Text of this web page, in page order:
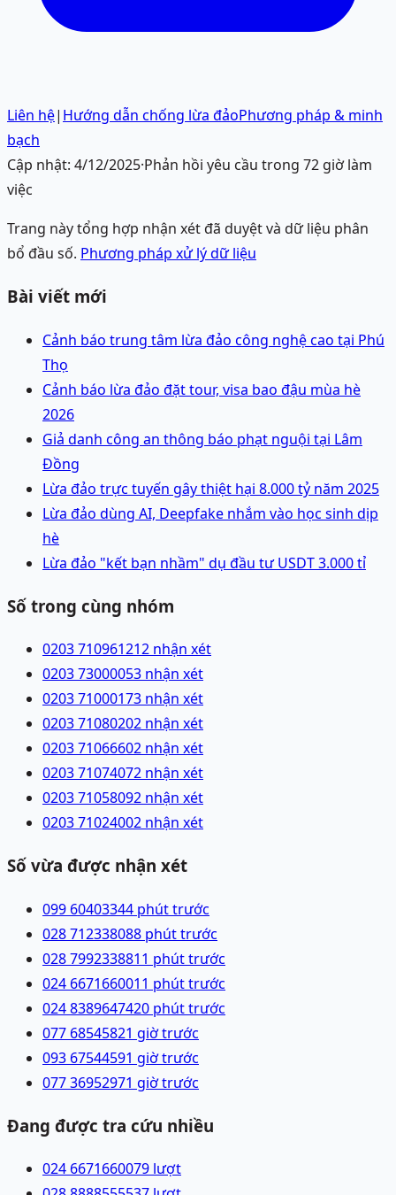
Liên hệ| Hướng dẫn chống lừa đảoPhương pháp & minh
bạch
Cập nhật: 4/12/2025·Phản hồi yêu cầu trong 72 giờ làm
việc
Trang này tổng hợp nhận xét đã duyệt và dữ liệu phân
bổ đầu số. Phương pháp xử lý dữ liệu
Bài viết mới
Cảnh báo trung tâm lừa đảo công nghệ cao tại Phú
Thọ
Cảnh báo lừa đảo đặt tour, visa bao đậu mùa hè
2026
Giả danh công an thông báo phạt nguội tại Lâm
Đồng
Lừa đảo trực tuyến gây thiệt hại 8.000 tỷ năm 2025
Lừa đảo dùng AI, Deepfake nhắm vào học sinh dịp
hè
Lừa đảo "kết bạn nhầm" dụ đầu tư USDT 3.000 tỉ
Số trong cùng nhóm
0203 710961212 nhận xét
0203 73000053 nhận xét
0203 71000173 nhận xét
0203 71080202 nhận xét
0203 71066602 nhận xét
0203 71074072 nhận xét
0203 71058092 nhận xét
0203 71024002 nhận xét
Số vừa được nhận xét
099 60403344 phút trước
028 712338088 phút trước
028 7992338811 phút trước
024 6671660011 phút trước
024 8389647420 phút trước
077 68545821 giờ trước
093 67544591 giờ trước
077 36952971 giờ trước
Đang được tra cứu nhiều
024 6671660079 lượt